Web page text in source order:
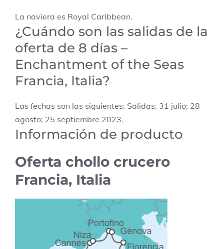
La naviera es Royal Caribbean.
¿Cuándo son las salidas de la
oferta de 8 días –
Enchantment of the Seas
Francia, Italia?
Las fechas son las siguientes: Salidas: 31 julio; 28
agosto; 25 septiembre 2023.
Información de producto
Oferta chollo crucero
Francia, Italia